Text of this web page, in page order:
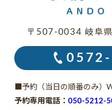
〒507-0034 岐阜
■予約（当日の順番のみ）
予約専用電話： 050-5212-